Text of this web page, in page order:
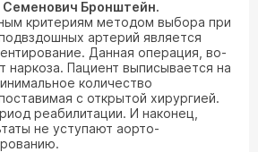
Семенович Бронштейн.
критериям методом выбора при
артерий является
Данная операция, во-
наркоза. Пациент выписывается на
количество
с открытой хирургией.
реабилитации. И наконец,
не уступают аорто-